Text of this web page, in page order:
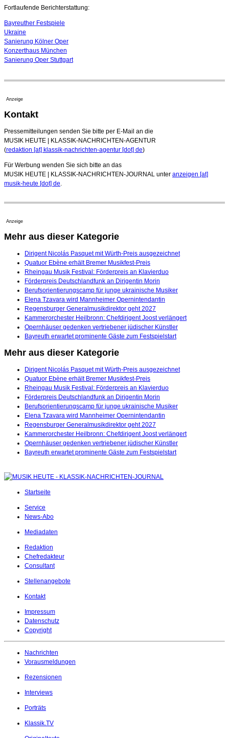
07. August 2026 - 13:20 Uhr
Fortlaufende Berichterstattung:
Bayreuther Festspiele
Ukraine
Sanierung Kölner Oper
Konzerthaus München
Sanierung Oper Stuttgart
Anzeige
Kontakt
Pressemitteilungen senden Sie bitte per E-Mail an die
MUSIK HEUTE | KLASSIK-NACHRICHTEN-AGENTUR
(redaktion [at] klassik-nachrichten-agentur [dot] de)
Für Werbung wenden Sie sich bitte an das
MUSIK HEUTE | KLASSIK-NACHRICHTEN-JOURNAL unter anzeigen [at]
musik-heute [dot] de
Anzeige
Mehr aus dieser Kategorie
Dirigent Nicolás Pasquet mit Würth-Preis ausgezeichnet
Quatuor Ebène erhält Bremer Musikfest-Preis
Rheingau Musik Festival: Förderpreis an Klavierduo
Förderpreis Deutschlandfunk an Dirigentin Morin
Berufsorientierungscamp für junge ukrainische Musiker
Elena Tzavara wird Mannheimer Opernintendantin
Regensburger Generalmusikdirektor geht 2027
Kammerorchester Heilbronn: Chefdirigent Joost verlängert
Opernhäuser gedenken vertriebener jüdischer Künstler
Bayreuth erwartet prominente Gäste zum Festspielstart
Mehr aus dieser Kategorie
Dirigent Nicolás Pasquet mit Würth-Preis ausgezeichnet
Quatuor Ebène erhält Bremer Musikfest-Preis
Rheingau Musik Festival: Förderpreis an Klavierduo
Förderpreis Deutschlandfunk an Dirigentin Morin
Berufsorientierungscamp für junge ukrainische Musiker
Elena Tzavara wird Mannheimer Opernintendantin
Regensburger Generalmusikdirektor geht 2027
Kammerorchester Heilbronn: Chefdirigent Joost verlängert
Opernhäuser gedenken vertriebener jüdischer Künstler
Bayreuth erwartet prominente Gäste zum Festspielstart
Startseite
Service
News-Abo
Mediadaten
Redaktion
Chefredakteur
Consultant
Stellenangebote
Kontakt
Impressum
Datenschutz
Copyright
Nachrichten
Vorausmeldungen
Rezensionen
Interviews
Porträts
Klassik.TV